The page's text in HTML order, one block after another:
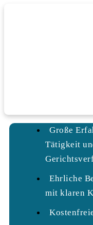
Große
Tätigkeit
Ehrliche
mit klaren